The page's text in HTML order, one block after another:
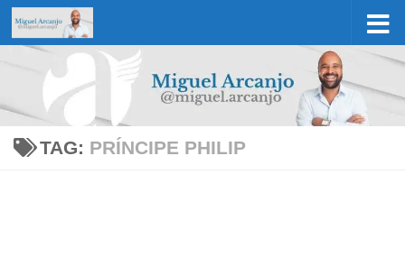
Skip to content
TAG: PRÍNCIPE PHILIP